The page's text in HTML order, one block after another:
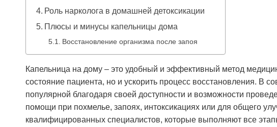
Роль нарколога в домашней детоксикации
Плюсы и минусы капельницы дома
Восстановление организма после запоя
Капельница на дому – это удобный и эффективный метод
состояние пациента, но и ускорить процесс восстановления. В
популярной благодаря своей доступности и возможности
помощи при похмелье, запоях, интоксикациях или для общего
квалифицированных специалистов, которые выполняют все